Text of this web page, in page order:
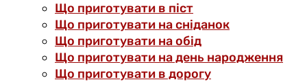
Що приготувати в піст
Що приготувати на сніданок
Що приготувати на обід
Що приготувати на день народження
Що приготувати в дорогу